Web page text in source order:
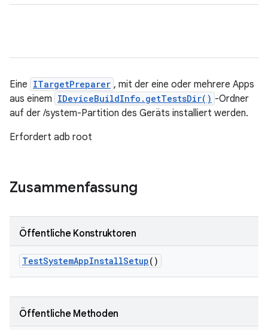
Eine ITargetPreparer , mit der eine oder mehrere Apps
aus einem IDeviceBuildInfo.getTestsDir() -Ordner
auf der /system-Partition des Geräts installiert werden.
Erfordert adb root
Zusammenfassung
Öffentliche Konstruktoren
TestSystemAppInstallSetup()
Öffentliche Methoden